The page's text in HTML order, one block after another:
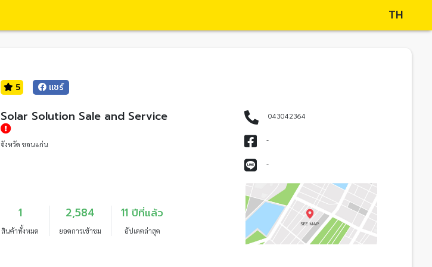
TH
5 แชร์
Solar Solution Sale and Service
จังหวัด ขอนแก่น
1
สินค้าทั้งหมด
2,584
ยอดการเข้าชม
11 ปีที่แล้ว
อัปเดตล่าสุด
043042364
-
-